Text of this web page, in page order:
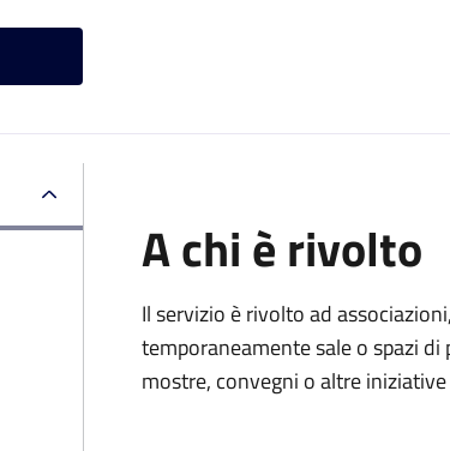
A chi è rivolto
Il servizio è rivolto ad
temporaneamente sale o spazi
mostre, convegni o altre